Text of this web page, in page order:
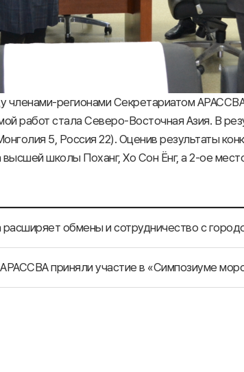
членами-регионами Секретариатом
работ стала Северо-Восточная Азия. В
5, Россия 22). Оценив результаты
школы Поханг, Хо Сон Ёнг, а 2-ое
расширяет обмены и сотрудничество с